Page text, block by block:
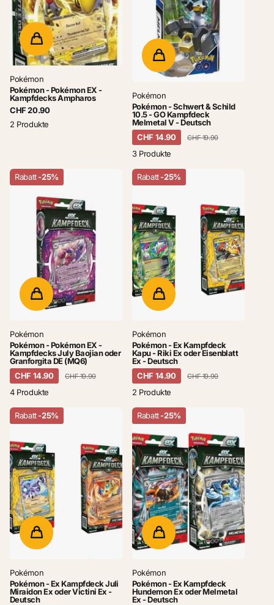
Pokémon
Pokémon - Pokémon EX -
Kampfdecks Ampharos
CHF 20.90
2 Produkte
Pokémon
Pokémon - Schwert & Schild
10.5 - GO Kampfdeck
Melmetal V - Deutsch
CHF 14.90
CHF 19.90
3 Produkte
Rabatt-25%
Pokémon
Pokémon - Pokémon EX -
Kampfdecks July Baojian oder
Granforgita DE (MQ6)
CHF 14.90
CHF 19.90
4 Produkte
Rabatt-25%
Pokémon
Pokémon - Ex Kampfdeck
Kapu - Riki Ex oder Eisenblatt
Ex - Deutsch
CHF 14.90
CHF 19.90
2 Produkte
Rabatt-25%
Pokémon
Pokémon - Ex Kampfdeck Juli
Miraidon Ex oder Victini Ex -
Deutsch
Rabatt-25%
Pokémon
Pokémon - Ex Kampfdeck
Hundemon Ex oder Melmetal
Ex - Deutsch